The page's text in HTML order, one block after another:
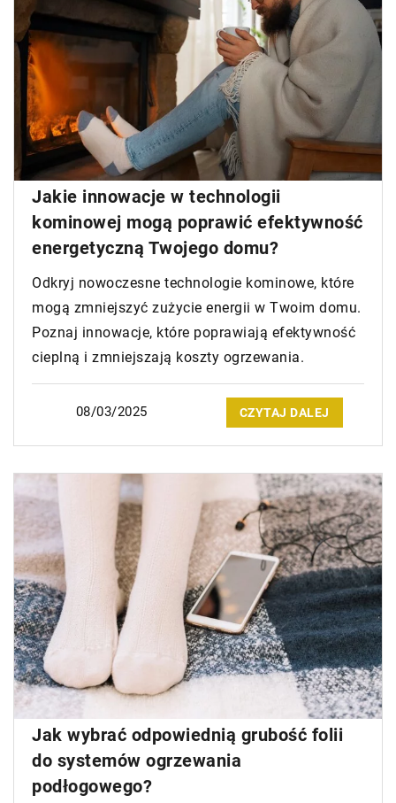
Jakie innowacje w technologii
kominowej mogą poprawić efektywność
energetyczną Twojego domu?
Odkryj nowoczesne technologie kominowe, które
mogą zmniejszyć zużycie energii w Twoim domu.
Poznaj innowacje, które poprawiają efektywność
cieplną i zmniejszają koszty ogrzewania.
08/03/2025 CZYTAJ DALEJ
Jak wybrać odpowiednią grubość folii
do systemów ogrzewania
podłogowego?